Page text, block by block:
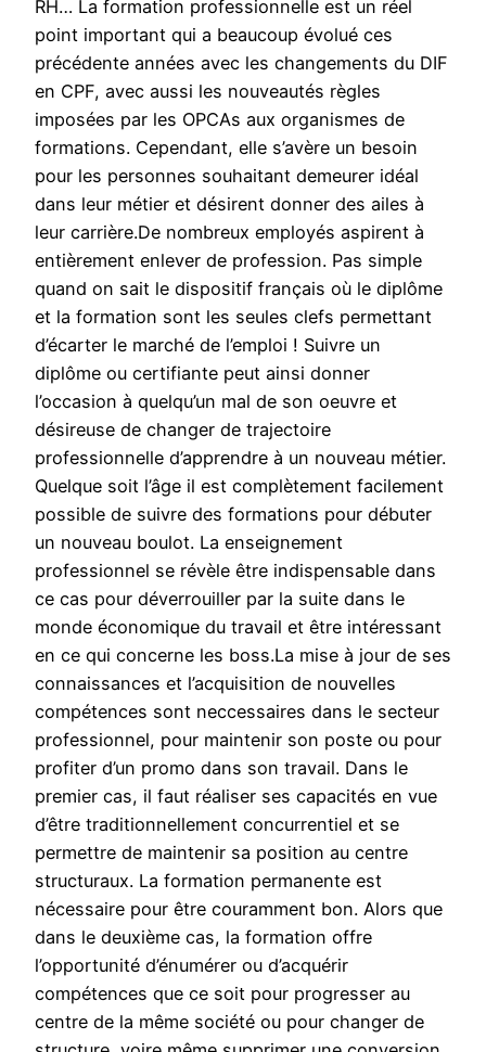
RH… La formation professionnelle est un réel
point important qui a beaucoup évolué ces
précédente années avec les changements du DIF
en CPF, avec aussi les nouveautés règles
imposées par les OPCAs aux organismes de
formations. Cependant, elle s’avère un besoin
pour les personnes souhaitant demeurer idéal
dans leur métier et désirent donner des ailes à
leur carrière.De nombreux employés aspirent à
entièrement enlever de profession. Pas simple
quand on sait le dispositif français où le diplôme
et la formation sont les seules clefs permettant
d’écarter le marché de l’emploi ! Suivre un
diplôme ou certifiante peut ainsi donner
l’occasion à quelqu’un mal de son oeuvre et
désireuse de changer de trajectoire
professionnelle d’apprendre à un nouveau métier.
Quelque soit l’âge il est complètement facilement
possible de suivre des formations pour débuter
un nouveau boulot. La enseignement
professionnel se révèle être indispensable dans
ce cas pour déverrouiller par la suite dans le
monde économique du travail et être intéressant
en ce qui concerne les boss.La mise à jour de ses
connaissances et l’acquisition de nouvelles
compétences sont neccessaires dans le secteur
professionnel, pour maintenir son poste ou pour
profiter d’un promo dans son travail. Dans le
premier cas, il faut réaliser ses capacités en vue
d’être traditionnellement concurrentiel et se
permettre de maintenir sa position au centre
structuraux. La formation permanente est
nécessaire pour être couramment bon. Alors que
dans le deuxième cas, la formation offre
l’opportunité d’énumérer ou d’acquérir
compétences que ce soit pour progresser au
centre de la même société ou pour changer de